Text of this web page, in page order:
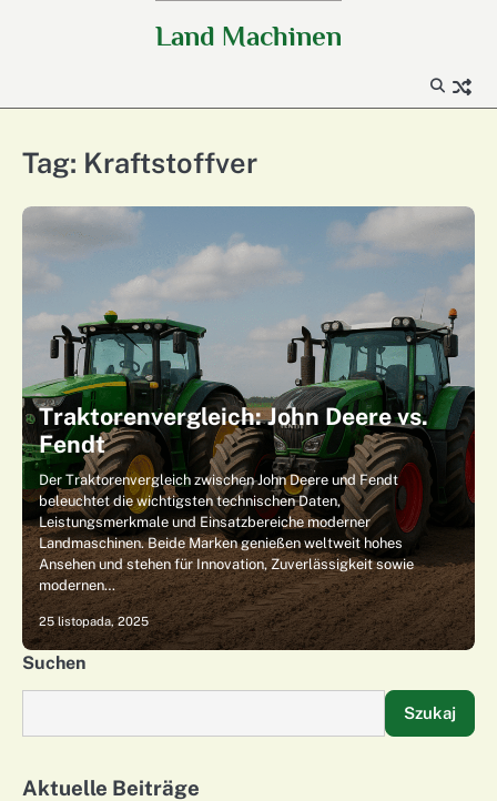
Land Machinen
Tag: Kraftstoffver
Traktorenvergleich: John Deere vs.
Fendt
Der Traktorenvergleich zwischen John Deere und Fendt
beleuchtet die wichtigsten technischen Daten,
Leistungsmerkmale und Einsatzbereiche moderner
Landmaschinen. Beide Marken genießen weltweit hohes
Ansehen und stehen für Innovation, Zuverlässigkeit sowie
modernen…
25 listopada, 2025
Suchen
Szukaj
Aktuelle Beiträge